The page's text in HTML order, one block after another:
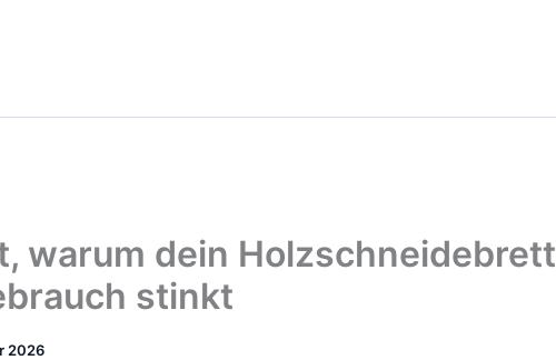
warum dein Holzschneidebrett
stinkt
2026